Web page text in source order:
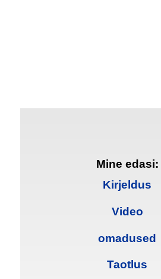
Mine edasi:
Kirjeldus
Video
omadused
Taotlus